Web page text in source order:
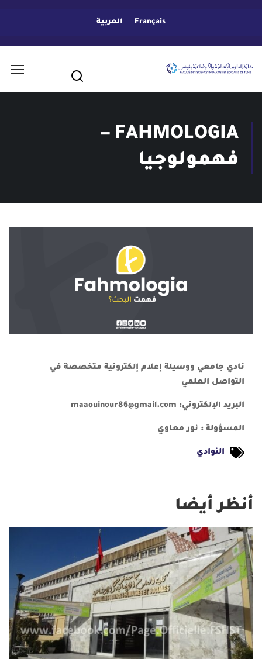
Français العربية
FAHMOLOGIA –
فهمولوجيا
نادي جامعي ووسيلة إعلام إلكترونية متخصصة في
التواصل العلمي
البريد الإلكتروني: maaouinour86@gmail.com
المسؤولة : نور معاوي
النوادي
أنظر أيضا